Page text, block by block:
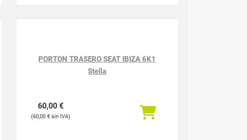
PORTON TRASERO SEAT IBIZA 6K1